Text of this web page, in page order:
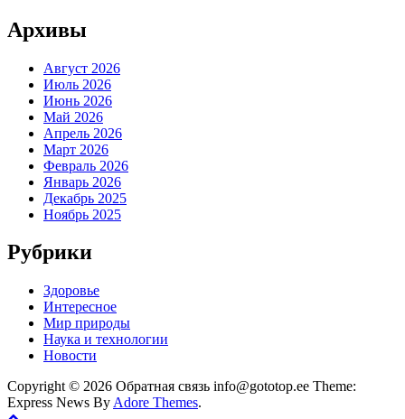
Архивы
Август 2026
Июль 2026
Июнь 2026
Май 2026
Апрель 2026
Март 2026
Февраль 2026
Январь 2026
Декабрь 2025
Ноябрь 2025
Рубрики
Здоровье
Интересное
Мир природы
Наука и технологии
Новости
Copyright © 2026 Обратная связь info@gototop.ee Theme:
Express News By Adore Themes.